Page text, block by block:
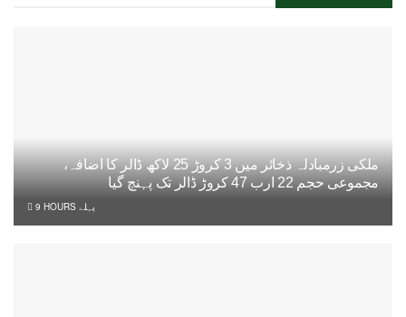
ملکی زرمبادلہ ذخائر میں 3 کروڑ 25 لاکھ ڈالر کا اضافہ،
مجموعی حجم 22 ارب 47 کروڑ ڈالر تک پہنچ گیا
9 HOURS پہلے